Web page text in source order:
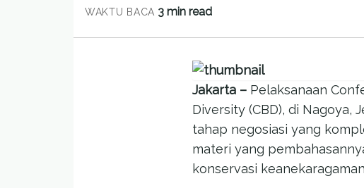
WAKTU BACA 3 min read
Jakarta – Pelaksanaan
Diversity (CBD), di Nagoya,
tahap negosiasi yang
materi yang
konservasi